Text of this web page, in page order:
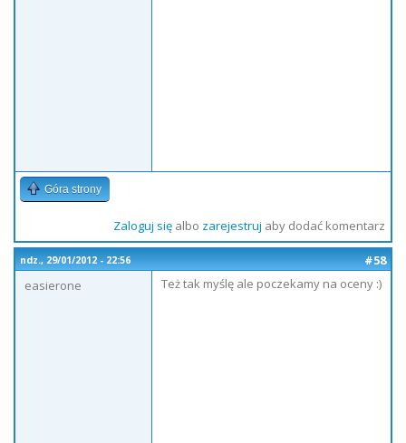
Góra strony
Zaloguj sięalbo zarejestruj aby dodać komentarz
ndz., 29/01/2012 - 22:56
#58
easierone
Też tak myślę ale poczekamy na oceny :)